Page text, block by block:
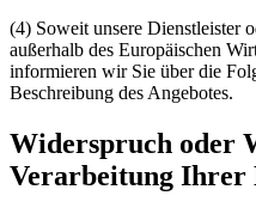
(4) Soweit unsere Dienstleister
außerhalb des Europäischen
informieren wir Sie über die
Beschreibung des Angebotes.
Widerspruch oder
Verarbeitung Ihrer